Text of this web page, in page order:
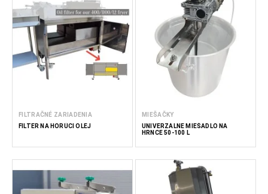
FILTRAČNÉ ZARIADENIA
FILTER NA HORÚCI OLEJ
MIEŠAČKY
UNIVERZÁLNE MIEŠADLO NA
HRNCE 50-100 L